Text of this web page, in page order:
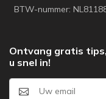
BTW-nummer:
Ontvang gratis
u snel in!